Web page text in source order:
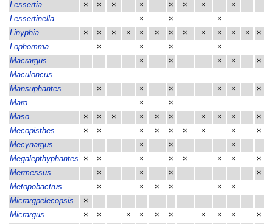
Lessertia
× × × × × × ×
×
Lessertinella
× ×
×
Linyphia
× × × × × × × × × × × × ×
Lophomma
× × ×
×
Macrargus
× × × ×
×
Maculoncus
Mansuphantes
× × × × ×
×
Maro
×
×
Maso
× × × × × × × × × ×
Mecopisthes
× × × × × × × × ×
Mecynargus
× ×
×
Megalepthyphantes
× × × × × × × ×
Mermessus
× × × ×
Metopobactrus
× × × × ×
×
Micrargpelecopsis
×
Micrargus
× × × × × × × × × ×